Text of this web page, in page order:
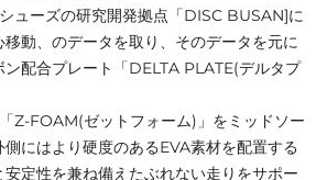
ューズの研究開発拠点「DISC BUSAN]に
動、のデータを取り、そのデータを元に
配合プレート「DELTA PLATE(デルタプ
Z-FOAM(ゼットフォーム)」をミッドソー
にはより硬度のあるEVA素材を配置する
定性を兼ね備えたぶれない走りをサポー